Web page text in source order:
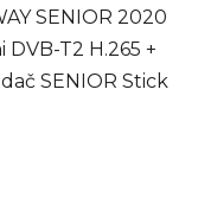
SENIOR 2020
DVB-T2 H.265 +
SENIOR Stick